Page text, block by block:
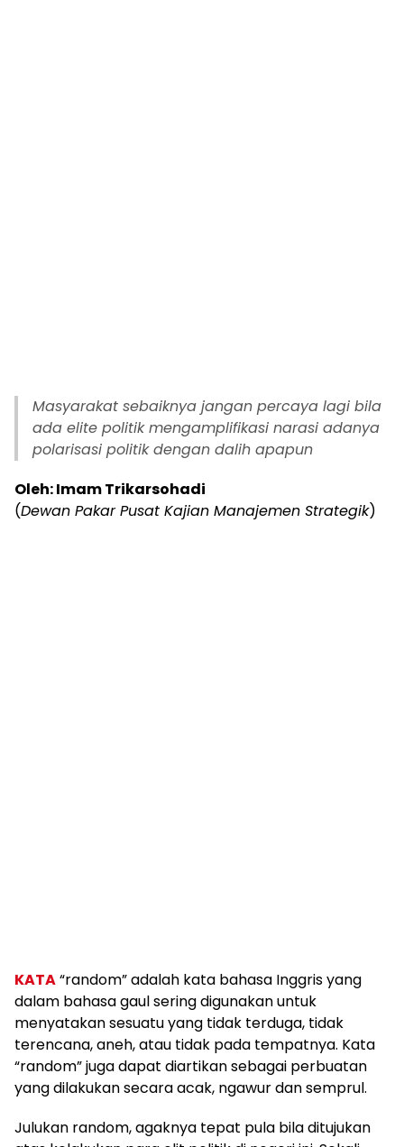
Masyarakat sebaiknya jangan percaya lagi bila
ada elite politik mengamplifikasi narasi adanya
polarisasi politik dengan dalih apapun
Oleh: Imam Trikarsohadi
(Dewan Pakar Pusat Kajian Manajemen Strategik)
KATA“random” adalah kata bahasa Inggris yang
dalam bahasa gaul sering digunakan untuk
menyatakan sesuatu yang tidak terduga, tidak
terencana, aneh, atau tidak pada tempatnya. Kata
“random” juga dapat diartikan sebagai perbuatan
yang dilakukan secara acak, ngawur dan semprul.
Julukan random, agaknya tepat pula bila ditujukan